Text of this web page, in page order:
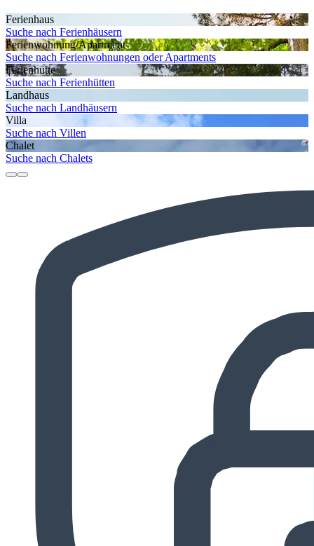
Ferienhaus
Suche nach Ferienhäusern
Ferienwohnung/Apartment
Suche nach Ferienwohnungen oder Apartments
Ferienhütte
Suche nach Ferienhütten
Landhaus
Suche nach Landhäusern
Villa
Suche nach Villen
Chalet
Suche nach Chalets